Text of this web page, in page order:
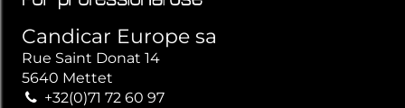
Candicar Europe sa
Rue Saint Donat 14
5640 Mettet
+32(0)71 72 60 97